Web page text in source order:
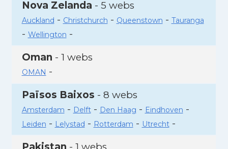
Nova Zelanda - 5 webs
Auckland - Christchurch - Queenstown - Tauranga
- Wellington -
Oman - 1 webs
OMAN -
Països Baixos - 8 webs
Amsterdam - Delft- Den Haag - Eindhoven -
Leiden - Lelystad - Rotterdam - Utrecht-